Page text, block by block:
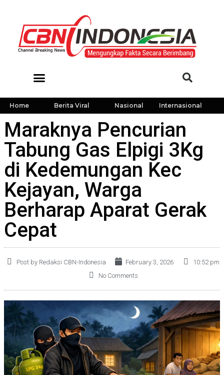
Home Berita Viral Nasional Internasional
Maraknya Pencurian
Tabung Gas Elpigi 3Kg
di Kedemungan Kec
Kejayan, Warga
Berharap Aparat Gerak
Cepat
Post by Redaksi CBN-Indonesia February 3, 2026
10:52 pm
No Comments